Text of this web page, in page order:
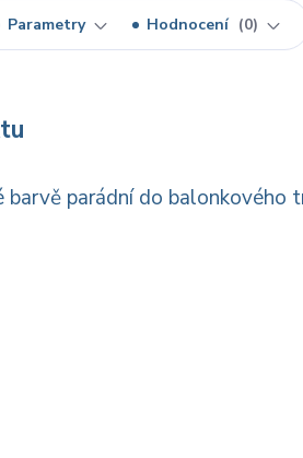
Parametry Hodnocení 0
parádní do balonkového